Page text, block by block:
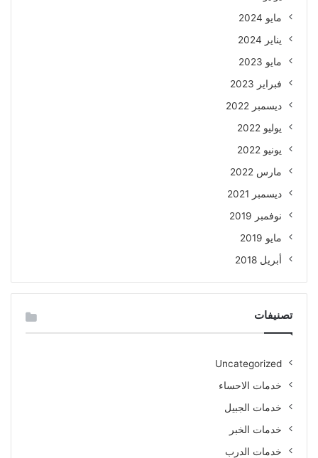
مايو 2024
يناير 2024
مايو 2023
فبراير 2023
ديسمبر 2022
يوليو 2022
يونيو 2022
مارس 2022
ديسمبر 2021
نوفمبر 2019
مايو 2019
أبريل 2018
تصنيفات
Uncategorized
خدمات الاحساء
خدمات الجبيل
خدمات الخبر
خدمات الدرب